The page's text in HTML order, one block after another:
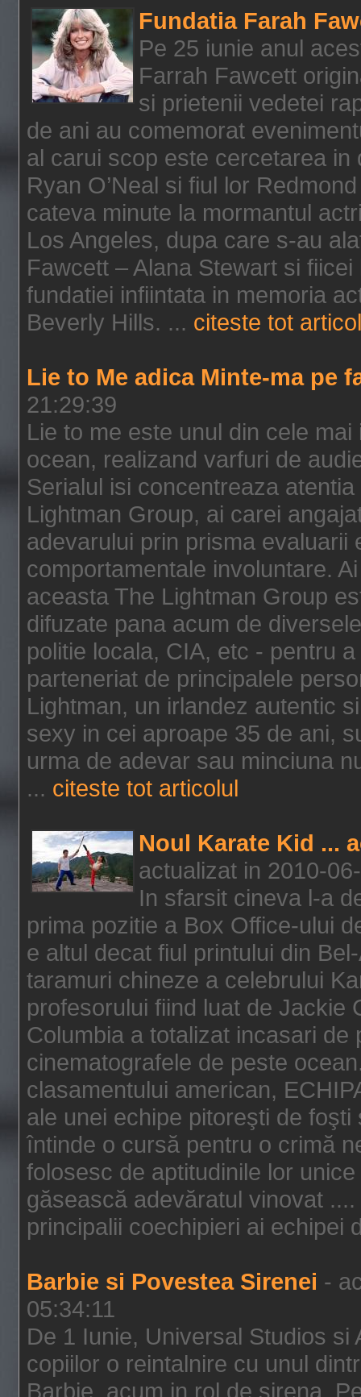
Fundatia Farah
Pe 25 iunie anul
Farrah Fawcett
si prietenii vedetei
de ani au comemorat
al carui scop este cercetarea
Ryan O’Neal si fiul lor
cateva minute la mormantul
Los Angeles, dupa care s-au
Fawcett – Alana Stewart si fiicei
fundatiei infiintata in memoria
Beverly Hills. ... citeste tot
Lie to Me adica Minte-ma pe
21:29:39
Lie to me este unul din cele
ocean, realizand varfuri de
Serialul isi concentreaza
Lightman Group, ai carei
adevarului prin prisma evaluarii
comportamentale involuntare.
aceasta The Lightman Group
difuzate pana acum de
politie locala, CIA, etc - pentru
parteneriat de principalele
Lightman, un irlandez autentic
sexy in cei aproape 35 de ani,
urma de adevar sau minciuna
... citeste tot articolul
Noul Karate Kid ...
actualizat in 2010-
In sfarsit cineva l-a
prima pozitie a Box Office-ului
e altul decat fiul printului din
taramuri chineze a celebrului
profesorului fiind luat de Jackie
Columbia a totalizat incasari
cinematografele de peste
clasamentului american,
ale unei echipe pitoreşti de
întinde o cursă pentru o crimă
folosesc de aptitudinile lor
găsească adevăratul vinovat
principalii coechipieri ai echipei
Barbie si Povestea Sirenei -
05:34:11
De 1 Iunie, Universal Studios si
copiilor o reintalnire cu unul
Barbie, acum in rol de sirena.